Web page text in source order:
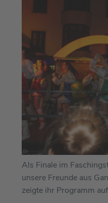
Als Finale im
unsere Freunde aus
zeigte ihr Programm